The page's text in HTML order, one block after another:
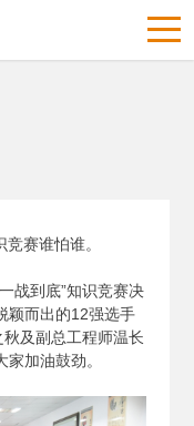
赛谁怕谁。
战到底”知识竞赛决
颖而出的12强选手
及副总工程师温长
加油鼓劲。